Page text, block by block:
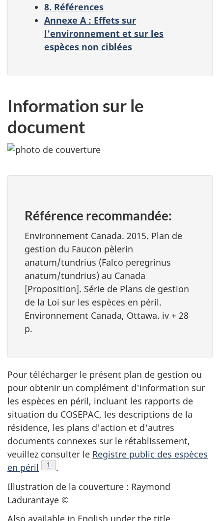
8. Références
Annexe A : Effets sur
l'environnement et sur les
espèces non ciblées
Information sur le
document
Référence recommandée:
Environnement Canada. 2015. Plan de
gestion du Faucon pèlerin
anatum/tundrius (Falco peregrinus
anatum/tundrius) au Canada
[Proposition]. Série de Plans de gestion
de la Loi sur les espèces en péril.
Environnement Canada, Ottawa. iv + 28
p.
Pour télécharger le présent plan de gestion ou
pour obtenir un complément d'information sur
les espèces en péril, incluant les rapports de
situation du COSEPAC, les descriptions de la
résidence, les plans d'action et d'autres
documents connexes sur le rétablissement,
veuillez consulter le Registre public des espèces
en péril
Note
1
.
Illustration de la couverture : Raymond
Ladurantaye ©
Also available in English under the title